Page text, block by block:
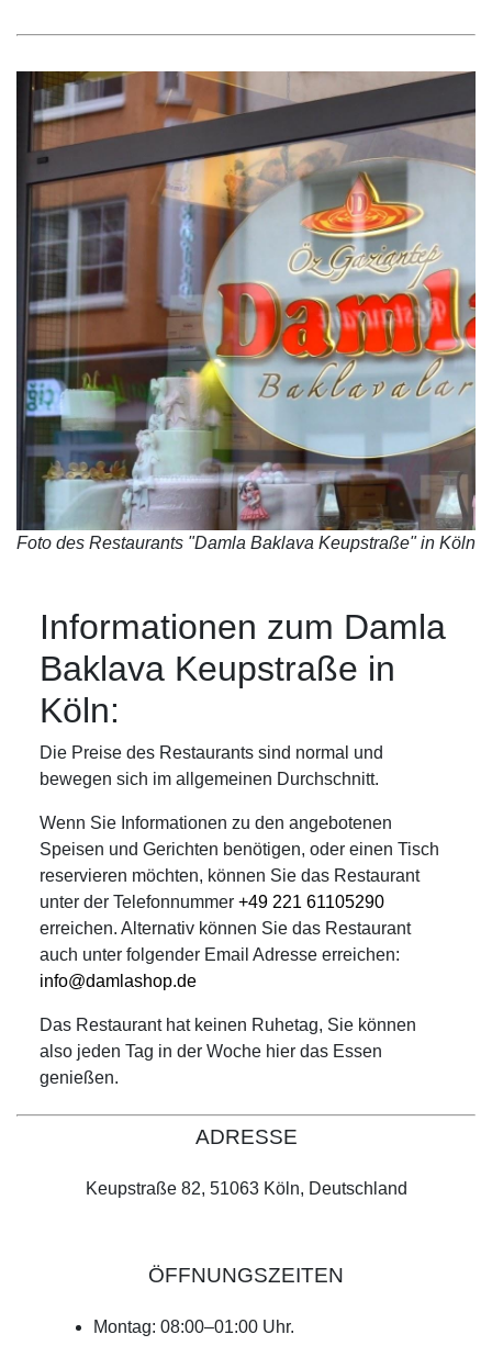
Foto des Restaurants "Damla Baklava Keupstraße" in Köln
Informationen zum Damla
Baklava Keupstraße in
Köln:
Die Preise des Restaurants sind normal und
bewegen sich im allgemeinen Durchschnitt.
Wenn Sie Informationen zu den angebotenen
Speisen und Gerichten benötigen, oder einen Tisch
reservieren möchten, können Sie das Restaurant
unter der Telefonnummer +49 221 61105290
erreichen. Alternativ können Sie das Restaurant
auch unter folgender Email Adresse erreichen:
info@damlashop.de
Das Restaurant hat keinen Ruhetag, Sie können
also jeden Tag in der Woche hier das Essen
genießen.
ADRESSE
Keupstraße 82, 51063 Köln, Deutschland
ÖFFNUNGSZEITEN
Montag: 08:00–01:00 Uhr.